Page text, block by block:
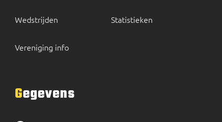
Wedstrijden
Vereniging info
Statistieken
Gegevens